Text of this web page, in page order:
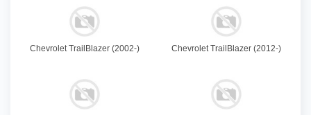
Chevrolet TrailBlazer (2002-) Chevrolet TrailBlazer (2012-)